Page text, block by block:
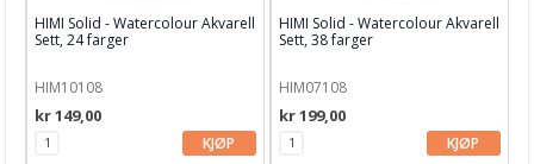
HIMI Solid - Watercolour Akvarell
Sett, 24 farger
HIM10108
kr 149,00
KJØP
HIMI Solid - Watercolour Akvarell
Sett, 38 farger
HIM07108
kr 199,00
KJØP